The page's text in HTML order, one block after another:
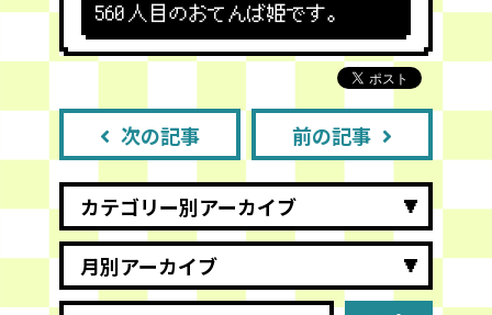
560 人目のおてんば姫です。
次の記事 前の記事